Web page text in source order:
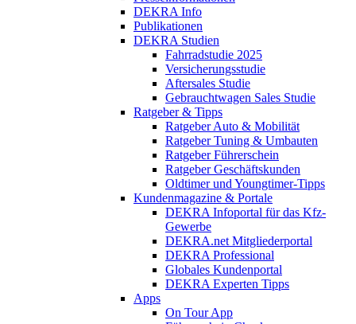
DEKRA Info
Publikationen
DEKRA Studien
Fahrradstudie 2025
Versicherungsstudie
Aftersales Studie
Gebrauchtwagen Sales Studie
Ratgeber & Tipps
Ratgeber Auto & Mobilität
Ratgeber Tuning & Umbauten
Ratgeber Führerschein
Ratgeber Geschäftskunden
Oldtimer und Youngtimer-Tipps
Kundenmagazine & Portale
DEKRA Infoportal für das Kfz-
Gewerbe
DEKRA.net Mitgliederportal
DEKRA Professional
Globales Kundenportal
DEKRA Experten Tipps
Apps
On Tour App